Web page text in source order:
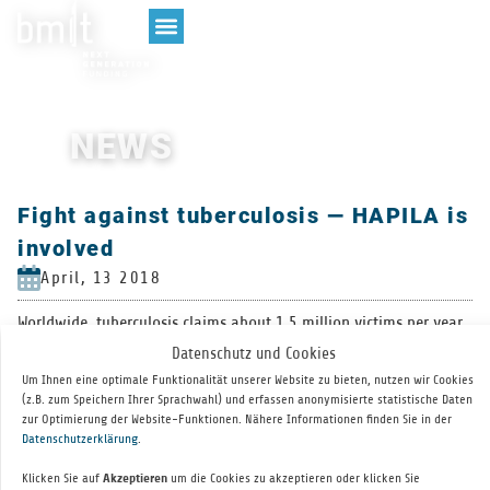
Datenschutz und Cookies
Um Ihnen eine optimale Funktionalität unserer Website zu bieten, nutzen wir Cookies
(z.B. zum Speichern Ihrer Sprachwahl) und erfassen anonymisierte statistische Daten
zur Optimierung der Website-Funktionen. Nähere Informationen finden Sie in der
Datenschutzerklärung
Klicken Sie auf Akzeptieren um die Cookies zu akzeptieren oder klicken Sie
NEWS
Fight against tuberculosis — HAPILA is
involved
April, 13 2018
World­wide, tuber­cu­lo­sis claims about 1.5 mil­lion vic­tims per year.
It is one of the most dan­ger­ous dis­eases caused by bac­te­ria. The
increas­ing spread of multi-resis­tant strains of the pathogen is
par­tic­u­larly wor­ry­ing. A group of researchers and entre­pre­neurs is
cur­rently devel­op­ing an antibi­otic with pub­lic fund­ing that is also
A promis­ing active sub­stance against tuber­cu­lo­sis is now about to